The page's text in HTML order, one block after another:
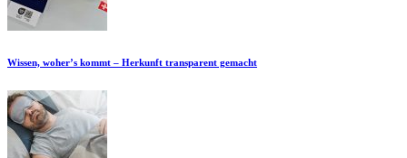
Wissen, woher’s kommt – Herkunft transparent gemacht